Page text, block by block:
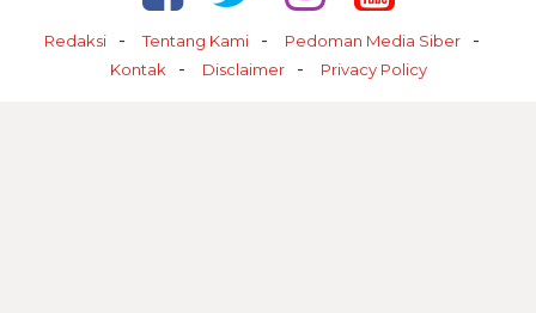
Redaksi Tentang Kami
Pedoman Media Siber
Kontak
Disclaimer Privacy Policy